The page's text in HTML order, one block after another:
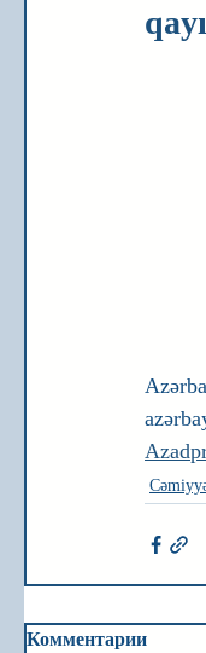
Комментарии